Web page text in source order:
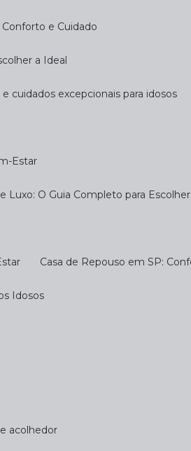
Conforto e Cuidado
a Ideal
cuidados excepcionais para idosos
Estar
Luxo: O Guia Completo para
Casa de Repouso em SP:
Idosos
acolhedor